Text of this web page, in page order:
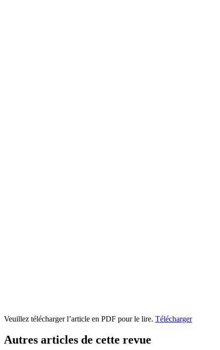
Veuillez télécharger l’article en PDF pour le lire. Télécharger
Autres articles de cette revue